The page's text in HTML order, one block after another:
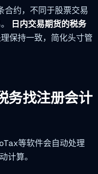
合约，不同于股票交易
日内交易期货的税务
保持一致，简化头寸管
务找注册会计
等软件会自动处理
计算。